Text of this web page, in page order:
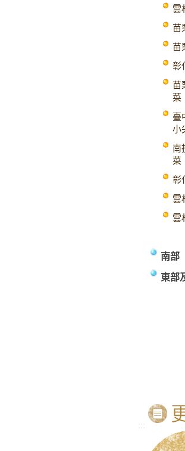
雲
苗
苗
彰
苗
菜
臺
小
南
菜
彰
雲
雲
南部
東部